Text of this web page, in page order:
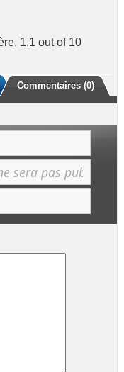
, 1.1 out of 10
Commentaires (0)